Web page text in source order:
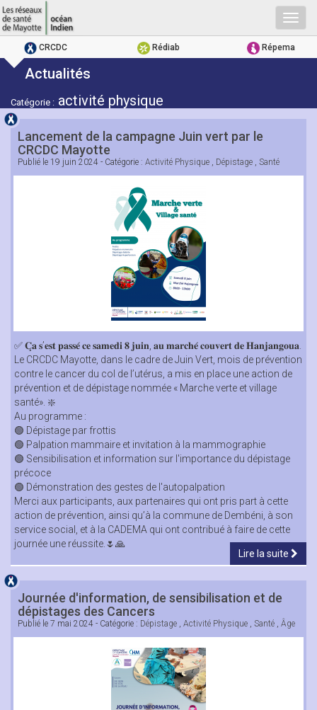
CRCDC Rédiab Répema
Actualités
Catégorie : activité physique
Lancement de la campagne Juin vert par le
CRCDC Mayotte
Publié le 19 juin 2024 - Catégorie : Activité Physique , Dépistage , Santé
✅ 𝐂̧𝐚 𝐬’𝐞𝐬𝐭 𝐩𝐚𝐬𝐬𝐞́ 𝐜𝐞 𝐬𝐚𝐦𝐞𝐝𝐢 𝟖 𝐣𝐮𝐢𝐧, 𝐚𝐮 𝐦𝐚𝐫𝐜𝐡𝐞́ 𝐜𝐨𝐮𝐯𝐞𝐫𝐭 𝐝𝐞 𝐇𝐚𝐧𝐣𝐚𝐧𝐠𝐨𝐮𝐚.
Le CRCDC Mayotte, dans le cadre de Juin Vert, mois de prévention
contre le cancer du col de l’utérus, a mis en place une action de
prévention et de dépistage nommée « Marche verte et village
santé». ❇️
Au programme :
🟢 Dépistage par frottis
🟢 Palpation mammaire et invitation à la mammographie
🟢 Sensibilisation et information sur l'importance du dépistage
précoce
🟢 Démonstration des gestes de l'autopalpation
Merci aux participants, aux partenaires qui ont pris part à cette
action de prévention, ainsi qu’à la commune de Dembéni, à son
service social, et à la CADEMA qui ont contribué à faire de cette
journée une réussite.🌷🙏
Lire la suite
Journée d'information, de sensibilisation et de
dépistages des Cancers
Publié le 7 mai 2024 - Catégorie : Dépistage , Activité Physique , Santé , Âge